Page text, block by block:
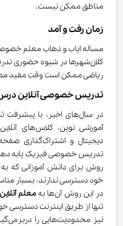
مناطق ممکن نیست.
زمان رفت و آمد
مساله ایاب و ذهاب معلم
کلان‌شهرها در شیوه
ریاضی ممکن است وقت مفید
تدریس خصوصی آنلاین
در سال‌های اخیر، با
دیجیتال و
تدریس خصوصی فیزیک پایه
روش برای دانش آموزانی که
خود دسترسی ندارند، بسیار
در این روش آن‌ها به
معلم
تنها از طریق اینترنت دسترسی